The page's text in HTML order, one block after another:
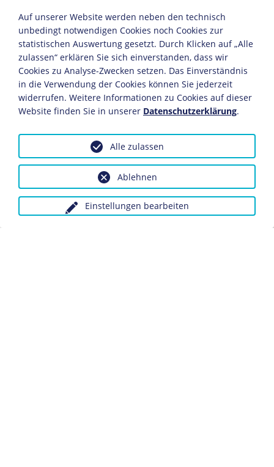
Parteischule
Fotoatelier Heinrich Lichte und Co.
Berlin, 19. März 1914
22,3 x 27,9 cm
Bildnachweis: Deutsches Historisches Museum,
Berlin
Inv.-Nr.: F 58/480
Dieses Objekt ist eingebunden in folgende LeMO-Seite:
Die Sozialdemokratische Partei Deutschlands (SPD)
Anfragen wegen Bildvorlagen bitte unter Angabe des
Auf unserer Website werden neben den technisch
unbedingt notwendigen Cookies noch Cookies zur
statistischen Auswertung gesetzt. Durch Klicken auf „Alle
zulassen“ erklären Sie sich einverstanden, dass wir
Cookies zu Analyse-Zwecken setzen. Das Einverständnis
in die Verwendung der Cookies können Sie jederzeit
widerrufen. Weitere Informationen zu Cookies auf dieser
Website finden Sie in unserer Datenschutzerklärung.
Einstellungen bearbeiten
Ablehnen
Alle zulassen